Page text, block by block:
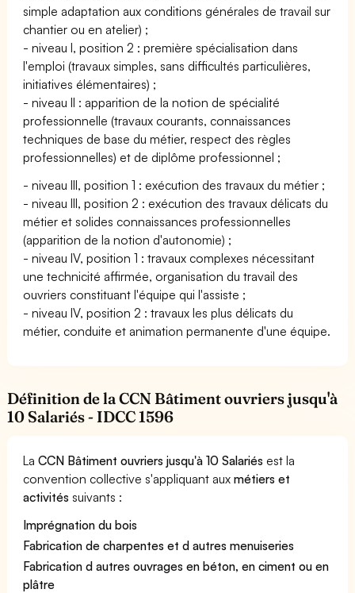
simple adaptation aux conditions générales de travail sur
chantier ou en atelier) ;
- niveau I, position 2 : première spécialisation dans
l'emploi (travaux simples, sans difficultés particulières,
initiatives élémentaires) ;
- niveau II : apparition de la notion de spécialité
professionnelle (travaux courants, connaissances
techniques de base du métier, respect des règles
professionnelles) et de diplôme professionnel ;
- niveau III, position 1 : exécution des travaux du métier ;
- niveau III, position 2 : exécution des travaux délicats du
métier et solides connaissances professionnelles
(apparition de la notion d'autonomie) ;
- niveau IV, position 1 : travaux complexes nécessitant
une technicité affirmée, organisation du travail des
ouvriers constituant l'équipe qui l'assiste ;
- niveau IV, position 2 : travaux les plus délicats du
métier, conduite et animation permanente d'une équipe.
Définition de la CCN Bâtiment ouvriers jusqu'à
10 Salariés - IDCC 1596
LaCCN Bâtiment ouvriers jusqu'à 10 Salariés est la
convention collective s'appliquant auxmétiers et
activités suivants :
Imprégnation du bois
Fabrication de charpentes et d autres menuiseries
Fabrication d autres ouvrages en béton, en ciment ou en
plâtre